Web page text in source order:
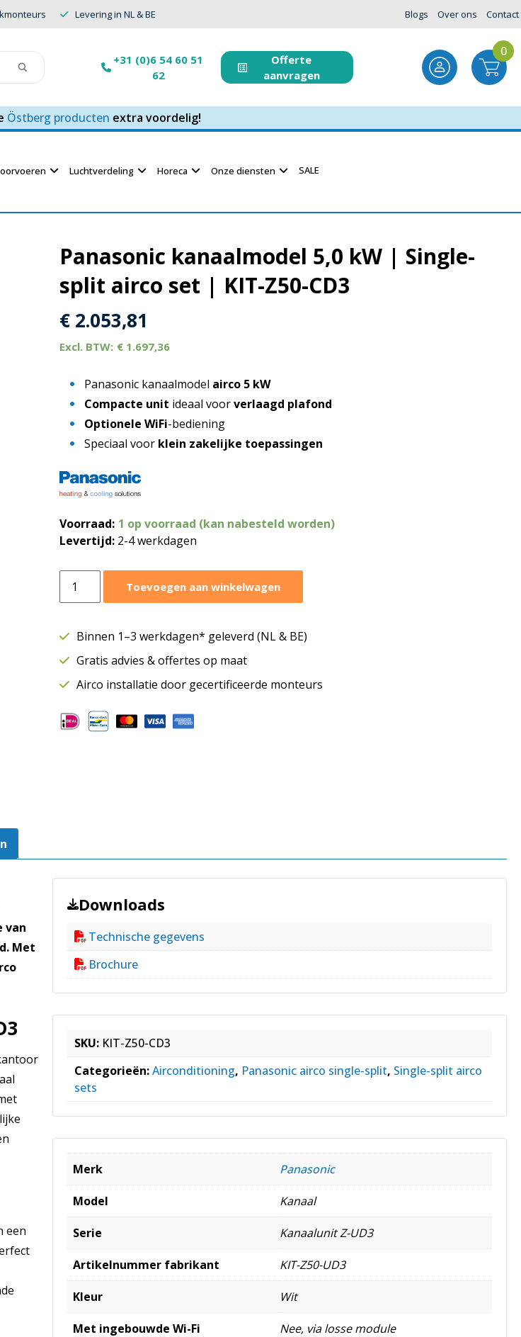
Levering in NL & BE Blogs Over ons Contact
+31 (0)6 54 60 51
62
Offerte
aanvragen
0
Östberg producten extra voordelig!
Luchtverdeling Horeca Onze diensten SALE
Panasonic kanaalmodel 5,0 kW | Single-
split airco set | KIT-Z50-CD3
€ 2.053,81
€ 1.697,36
Panasonic kanaalmodel airco 5 kW
Compacte unit ideaal voorverlaagd plafond
Optionele WiFi-bediening
Speciaal voor klein zakelijke toepassingen
Voorraad: 1 op voorraad (kan nabesteld worden)
Levertijd: 2-4 werkdagen
kanaalmodel
kW
Single-
split
set
|
Toevoegen aan winkelwagen
Binnen 1–3 werkdagen* geleverd (NL & BE)
Gratis advies & offertes op maat
Airco installatie door gecertificeerde monteurs
van
Met
een
Downloads
Technische gegevens
Brochure
SKU: KIT-Z50-CD3
Categorieën:Airconditioning, Panasonic airco single-split, Single-split airco
sets
Merk Panasonic
Model Kanaal
Serie Kanaalunit Z-UD3
Artikelnummer fabrikant KIT-Z50-UD3
Kleur Wit
Met ingebouwde Wi-Fi Nee, via losse module